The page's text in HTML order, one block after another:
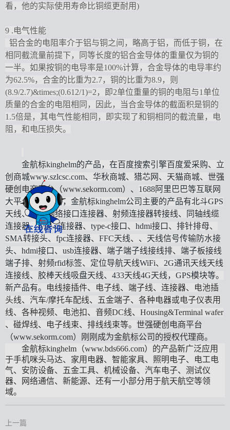
看，他的实际使用寿命比铜缆更耐用)
9 .电气性能
铝合金的电阻率介于铝与铜之间，略高于铝，而低于铜，在
相同截流量前提下，同等长度的铝合金导体的重量仅为铜的
一半。如果按铜的电导率是100%计算，合金导体的电导率约
为62.5%，合金的比重为2.7，铜的比重为8.9，则
(8.9/2.7)&times;(0.612/1)=2，即2单位重量的铜的电阻与1单位
质量的合金的电阻相同，因此，当合金导体的截面积是铜的
1.5倍是，其电气性能相同，即实现了和铜相同的截流量，电
阻，和电压损失。
金航标kinghelm的产品，在百度搜索引擎百度爱采购、立
创商城www.szlcsc.com、华秋商城、猎芯网、天猫商城、 世强
硬创电商平台（www.sekorm.com）、 1688阿里巴巴等互联网
大平台全面布局，金航标kinghelm公司主要的产品有北斗GPS
天线、RJ45网络接口连接器、射频连接器转接线、同轴线缆
连接器、type-c连接器、type-c接口、hdmi接口、排针排母、
SMA转接头、fpc连接器、FFC天线、、天线信号传输防水接
头、hdmi接口、usb连接器、端子端子线接线排、端子板接线
端子排、射频rfid标签、定位导航天线WiFi、2G通讯天线天线
连接线、胶棒天线吸盘天线、433天线4G天线，GPS模块等。
新产品有。
电线接插件、电子线、端子线、连接器、电池插
头线、汽车/摩托车配线、五金端子、各种电器或电子仪表用
线、各种视频、电池扣、音频DC线、Housing&Terminal wafer
、碰焊线、电子线束、排线线束等。 世强硬创电商平台
（www.sekorm.com）刚刚成为金航标公司的授权代理商。
金航标kinghelm（www.bds666.com）的产品新广泛应用
于手机咪头马达、家用电器、智能家具、照明电子、电工电
气、安防设备、五金工具、机械设备、汽车电子、测试仪
器、网络通信、新能源、 还有一小部分用于航天航空等领
域。
上一篇